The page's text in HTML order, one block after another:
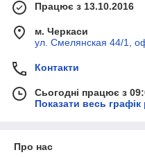
Працює з 13.10.2016
м. Черкаси
ул. Смелянская 44/1,
Контакти
Сьогодні працює з
Показати весь графік
Про нас